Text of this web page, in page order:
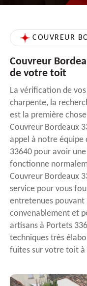
COUVREUR
Couvreur
de votre toit
La vérification de
charpente, la
est la première
Couvreur Bordeaux
appel à notre équipe
33640 pour avoir
fonctionne
Couvreur Bordeaux
service pour vous
entretenues
convenablement et
artisans à Portets
techniques très
fuites sur votre toit à